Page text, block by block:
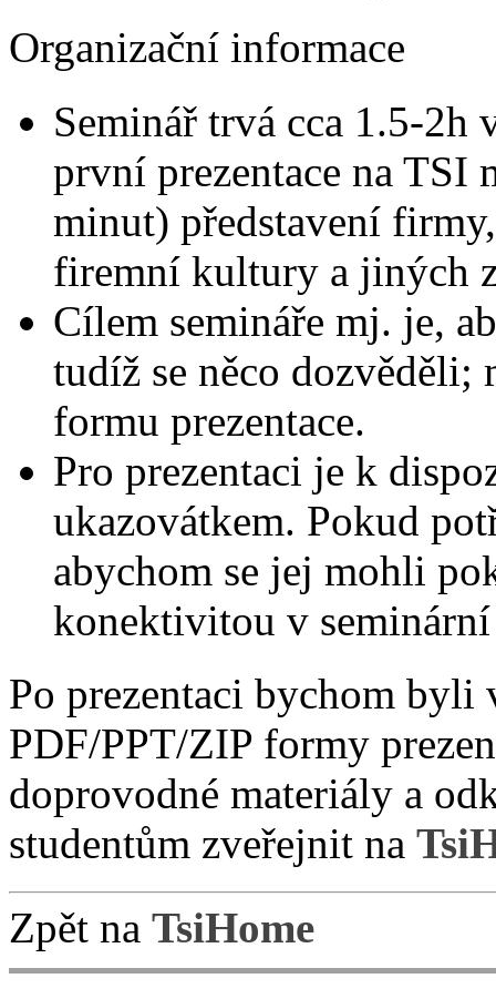
Organizační informace
Seminář trvá cca 1.5-2h
první prezentace na TSI
minut) představení
firemní kultury a jiných
Cílem semináře mj. je,
tudíž se něco dozvěděli;
formu prezentace.
Pro prezentaci je k
ukazovátkem. Pokud
abychom se jej mohli
konektivitou v
Po prezentaci bychom byli
PDF/PPT/ZIP formy
doprovodné materiály a
studentům zveřejnit na
Zpět na TsiHome